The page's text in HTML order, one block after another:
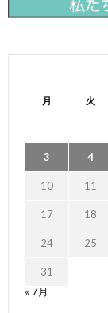
月 火
3 4
10 11
17 18
24 25
31
« 7月